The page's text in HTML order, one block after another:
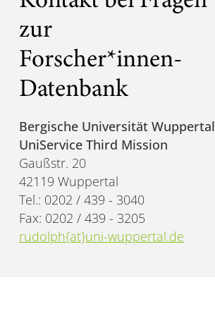
zur
Forscher*innen-
Datenbank
Bergische Universität Wuppertal
UniService Third Mission
Gaußstr. 20
42119 Wuppertal
Tel.: 0202 / 439 - 3040
Fax: 0202 / 439 - 3205
rudolph{at}uni-wuppertal.de